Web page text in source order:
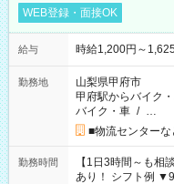
WEB登録・面接OK
給与 時給1,200円～
勤務地
山梨県甲府市
甲府駅からバイク
バイク・車 / …
■物流センター
勤務時間
【1日3時間～も相
あり！ シフト例